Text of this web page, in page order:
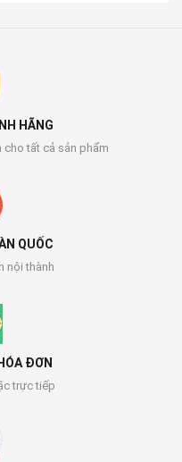
HÃNG
cho tất cả sản phẩm
QUỐC
nội thành
ĐƠN
trực tiếp